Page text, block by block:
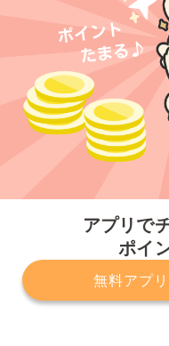
アプリで
ポイ
無料アプ
プライバシーポリ
サービスに関してのお